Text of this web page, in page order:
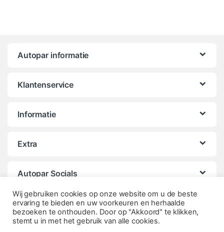
Autopar informatie
Klantenservice
Informatie
Extra
Autopar Socials
Wij gebruiken cookies op onze website om u de beste
ervaring te bieden en uw voorkeuren en herhaalde
bezoeken te onthouden. Door op "Akkoord" te klikken,
stemt u in met het gebruik van alle cookies.